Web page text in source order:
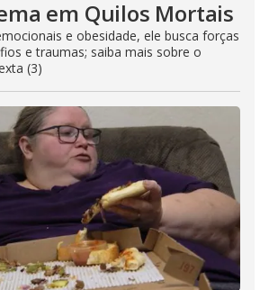
em Quilos Mortais
e obesidade, ele busca forças
e traumas; saiba mais sobre o
(3)